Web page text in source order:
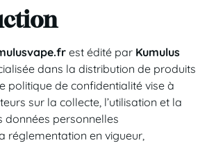
est édité par Kumulus
dans la distribution de produits
politique de confidentialité vise à
sur la collecte, l’utilisation et la
données personnelles
réglementation en vigueur,